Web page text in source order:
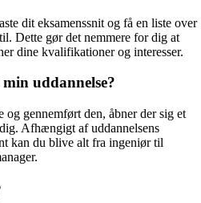
dit eksamenssnit og få en liste over
Dette gør det nemmere for dig at
dine kvalifikationer og interesser.
uddannelse?
gennemført den, åbner der sig et
Afhængigt af uddannelsens
kan du blive alt fra ingeniør til